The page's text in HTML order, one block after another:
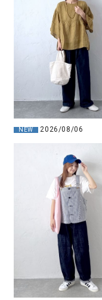
NEW 2026/08/06